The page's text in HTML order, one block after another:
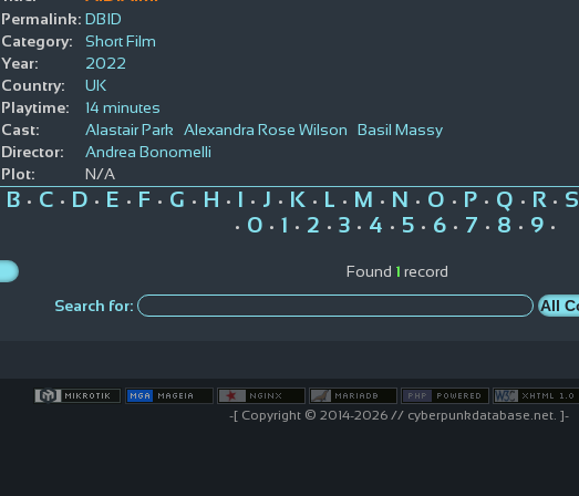
Permalink: DBID
Category:
Short Film
Year:
2022
Country:
UK
Playtime:
14 minutes
Cast:
Alastair Park Alexandra Rose Wilson
Basil Massy
Director:
Andrea Bonomelli
Plot:
N/A
B• C• D• E • F • G • H • I • J • K • L • M • N • O • P• Q • R• S
• 0• 1 • 2 • 3• 4 • 5• 6• 7 • 8 • 9•
Found 1 record
Search for:
-[ Copyright © 2014-2026 // cyberpunkdatabase.net. ]-